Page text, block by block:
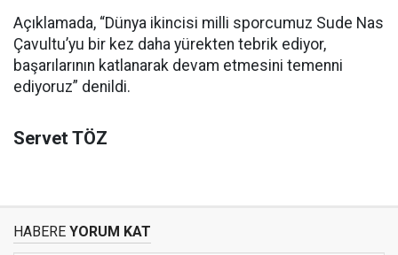
Açıklamada, “Dünya ikincisi milli sporcumuz Sude Nas
Çavultu’yu bir kez daha yürekten tebrik ediyor,
başarılarının katlanarak devam etmesini temenni
ediyoruz” denildi.
Servet TÖZ
HABERE YORUM KAT